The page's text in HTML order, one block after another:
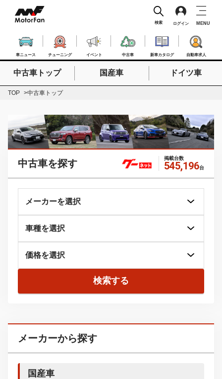
車ニュース チューニング イベント 中古車 新車カタログ 自動車求人
検索 ログイン MENU
検索したいキーワードを入力
中古車トップ 国産車 ドイツ車
TOP 中古車トップ
中古車を探す 掲載台数
545,196台
検索する
メーカーから探す
国産車